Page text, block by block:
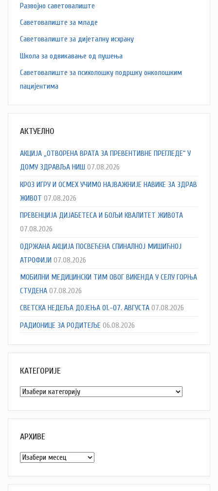
Развојно саветовалиште
Саветовалиште за младе
Саветовалиште за дијеталну исхрану
Школа за одвикавање од пушења
Саветовалиште за психолошку подршку онколошким
пацијентима
АКТУЕЛНО
АКЦИЈА „ОТВОРЕНА ВРАТА ЗА ПРЕВЕНТИВНЕ ПРЕГЛЕДЕ“ У
ДОМУ ЗДРАВЉА НИШ 07.08.2026
КРОЗ ИГРУ И ОСМЕХ УЧИМО НАЈВАЖНИЈЕ НАВИКЕ ЗА ЗДРАВ
ЖИВОТ 07.08.2026
ПРЕВЕНЦИЈА ДИЈАБЕТЕСА И БОЉИ КВАЛИТЕТ ЖИВОТА
07.08.2026
ОДРЖАНА АКЦИЈА ПОСВЕЋЕНА СПИНАЛНОЈ МИШИЋНОЈ
АТРОФИЈИ 07.08.2026
МОБИЛНИ МЕДИЦИНСКИ ТИМ ОВОГ ВИКЕНДА У СЕЛУ ГОРЊА
СТУДЕНА 07.08.2026
СВЕТСКА НЕДЕЉА ДОЈЕЊА 01.-07. АВГУСТА 07.08.2026
РАДИОНИЦЕ ЗА РОДИТЕЉЕ 06.08.2026
КАТЕГОРИЈЕ
Категорије
АРХИВЕ
Архиве